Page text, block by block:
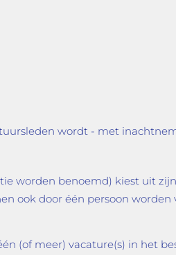
wordt - met
worden benoemd) kiest uit
ook door één persoon worden
(of meer) vacature(s) in het